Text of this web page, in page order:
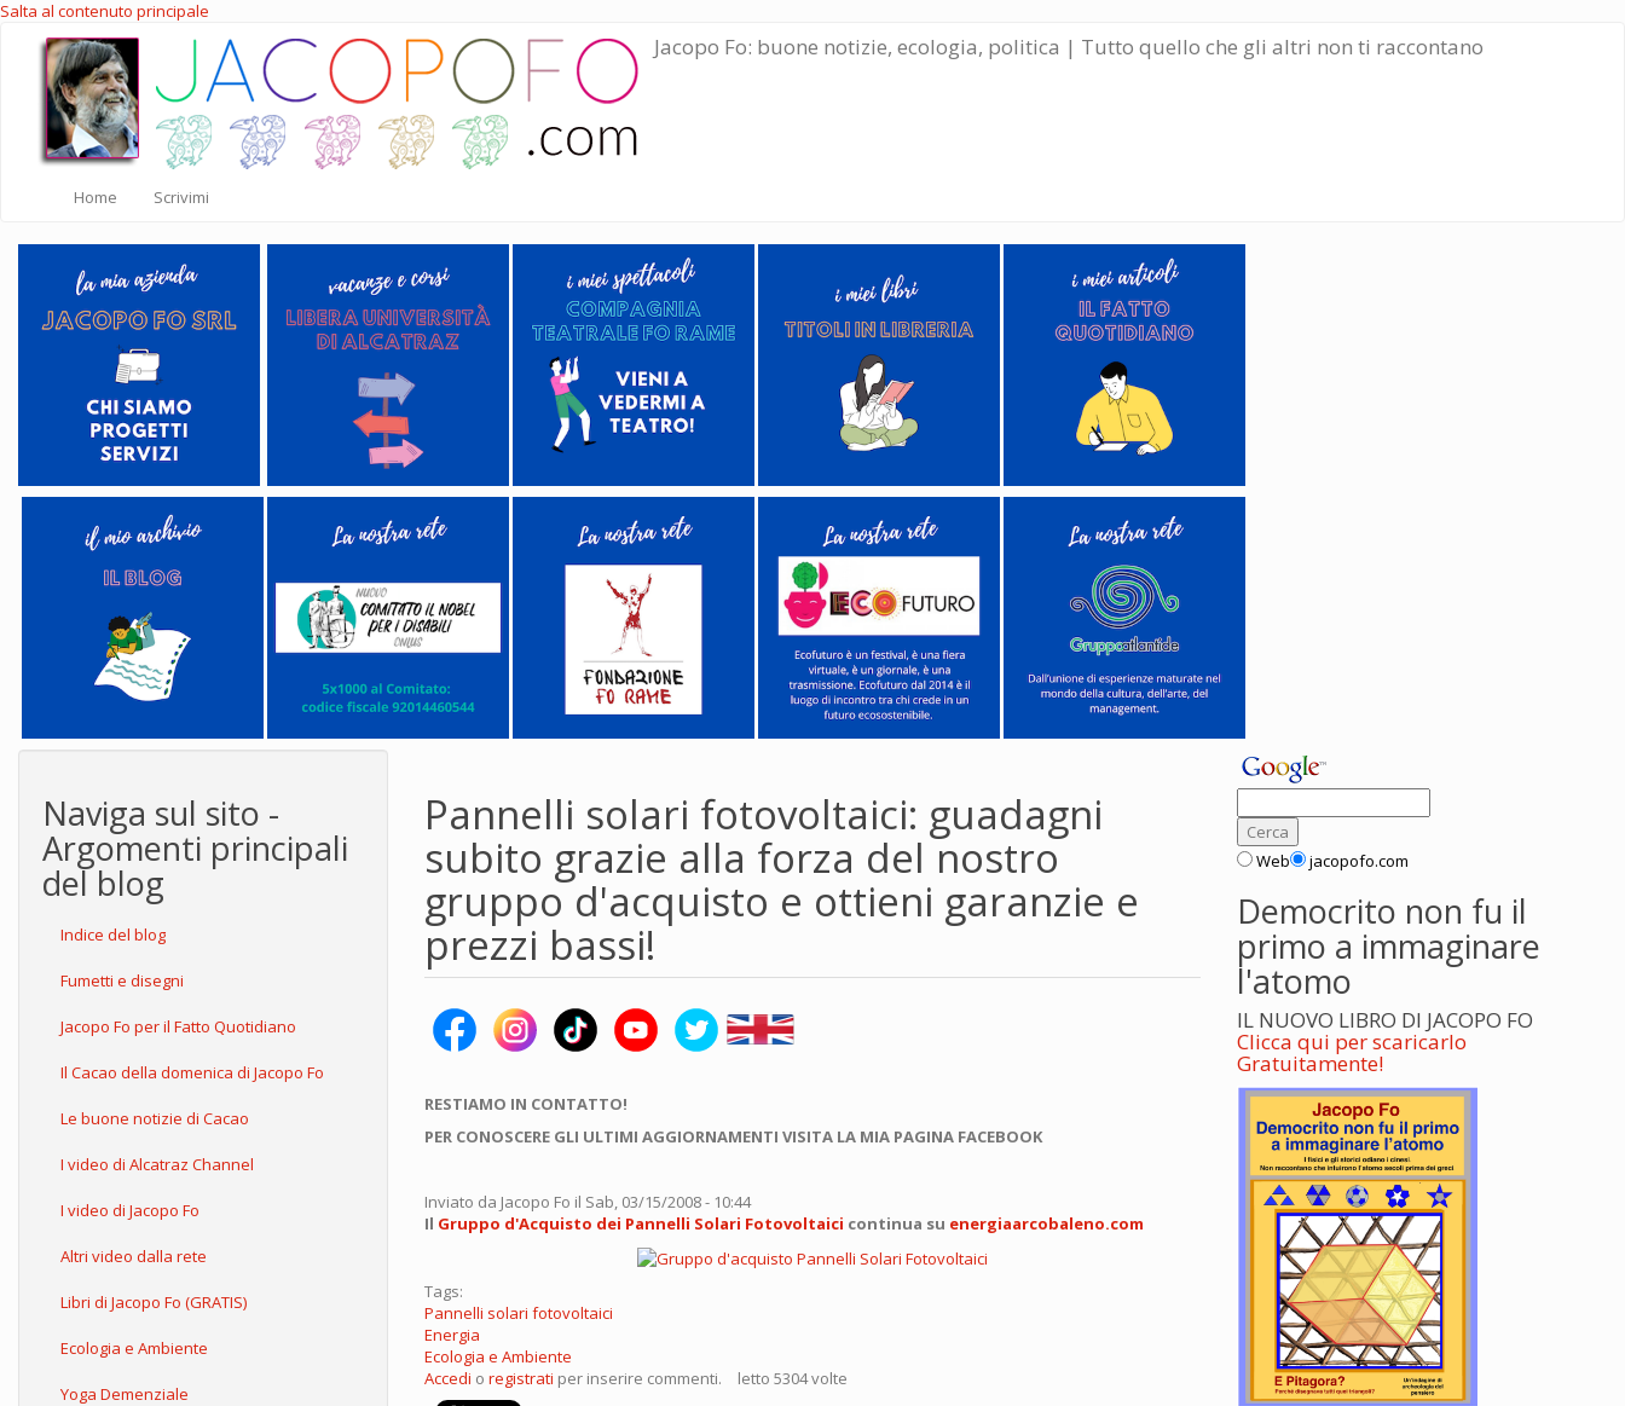
Salta al contenuto principale
Jacopo Fo: buone notizie, ecologia, politica | Tutto quello che gli altri non ti raccontano
Home Scrivimi
Naviga sul sito -
Argomenti principali
del blog
Indice del blog
Fumetti e disegni
Jacopo Fo per il Fatto Quotidiano
Il Cacao della domenica di Jacopo Fo
Le buone notizie di Cacao
I video di Alcatraz Channel
I video di Jacopo Fo
Altri video dalla rete
Libri di Jacopo Fo (GRATIS)
Ecologia e Ambiente
Yoga Demenziale
Pannelli solari fotovoltaici: guadagni
subito grazie alla forza del nostro
gruppo d'acquisto e ottieni garanzie e
prezzi bassi!
RESTIAMO IN CONTATTO!
PER CONOSCERE GLI ULTIMI AGGIORNAMENTI VISITA LA MIA PAGINA FACEBOOK
Inviato da Jacopo Fo il Sab, 03/15/2008 - 10:44
Il Gruppo d'Acquisto dei Pannelli Solari Fotovoltaici continua su energiaarcobaleno.com
Tags:
Pannelli solari fotovoltaici
Energia
Ecologia e Ambiente
Accedi o registrati per inserire commenti. letto 5304 volte
Web jacopofo.com
Democrito non fu il
primo a immaginare
l'atomo
IL NUOVO LIBRO DI JACOPO FO
Clicca qui per scaricarlo
Gratuitamente!